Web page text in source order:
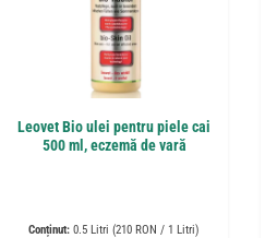
Leovet Bio ulei pentru piele cai
500 ml, eczemă de vară
Conținut: 0.5 Litri (210 RON / 1 Litri)